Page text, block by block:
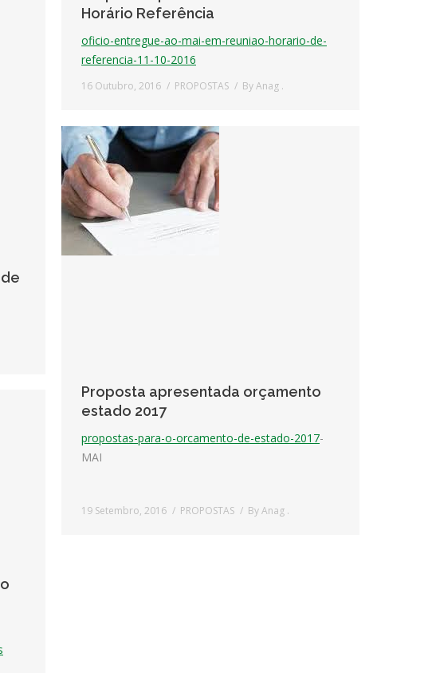
Horário Referência
oficio-entregue-ao-mai-em-reuniao-horario-de-
referencia-11-10-2016
16 Outubro, 2016 PROPOSTAS ByAnag .
Proposta apresentada orçamento
estado 2017
propostas-para-o-orcamento-de-estado-2017-
MAI
19 Setembro, 2016 PROPOSTAS ByAnag .